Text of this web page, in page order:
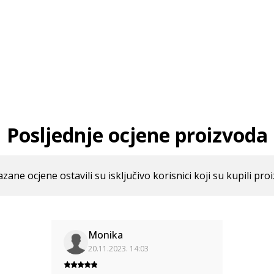
Posljednje ocjene proizvoda
ocjene ostavili su isključivo korisnici koji su kupili
Monika
20.11.2023. 14:03